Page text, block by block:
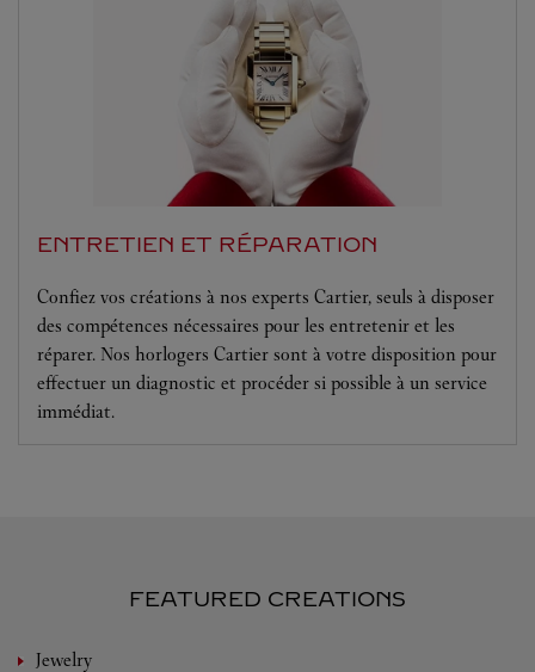
ENTRETIEN ET RÉPARATION
Confiez vos créations à nos experts Cartier, seuls à disposer
des compétences nécessaires pour les entretenir et les
réparer. Nos horlogers Cartier sont à votre disposition pour
effectuer un diagnostic et procéder si possible à un service
immédiat.
FEATURED CREATIONS
Jewelry